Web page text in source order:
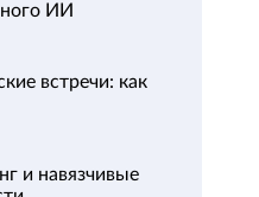
ИИ
встречи: как
и навязчивые